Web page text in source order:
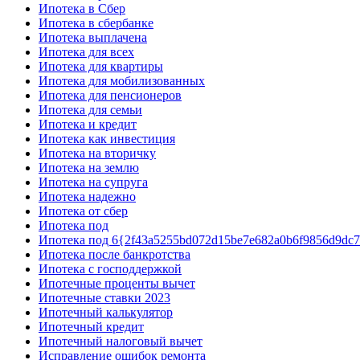
Ипотека в Сбер
Ипотека в сбербанке
Ипотека выплачена
Ипотека для всех
Ипотека для квартиры
Ипотека для мобилизованных
Ипотека для пенсионеров
Ипотека для семьи
Ипотека и кредит
Ипотека как инвестиция
Ипотека на вторичку
Ипотека на землю
Ипотека на супруга
Ипотека надежно
Ипотека от сбер
Ипотека под
Ипотека под
Ипотека после банкротства
Ипотека с господдержкой
Ипотечные проценты вычет
Ипотечные ставки 2023
Ипотечный калькулятор
Ипотечный кредит
Ипотечный налоговый вычет
Исправление ошибок ремонта